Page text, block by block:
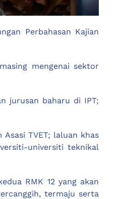
Perbahasan Kajian
mengenai sektor
jurusan baharu di IPT;
TVET; laluan khas
universiti teknikal
RMK 12 yang akan
termaju serta